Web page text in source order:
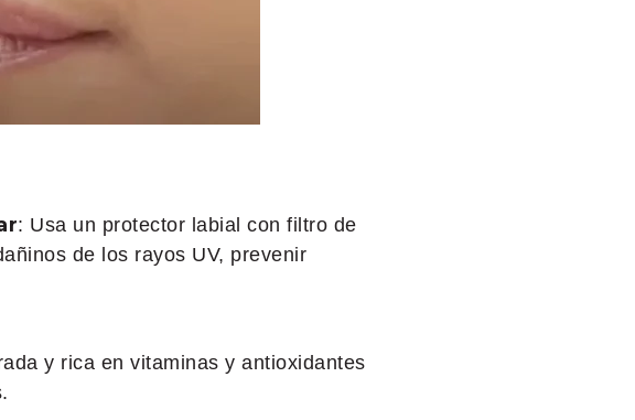
: Usa un protector labial con filtro de
de los rayos UV, prevenir
y rica en vitaminas y antioxidantes